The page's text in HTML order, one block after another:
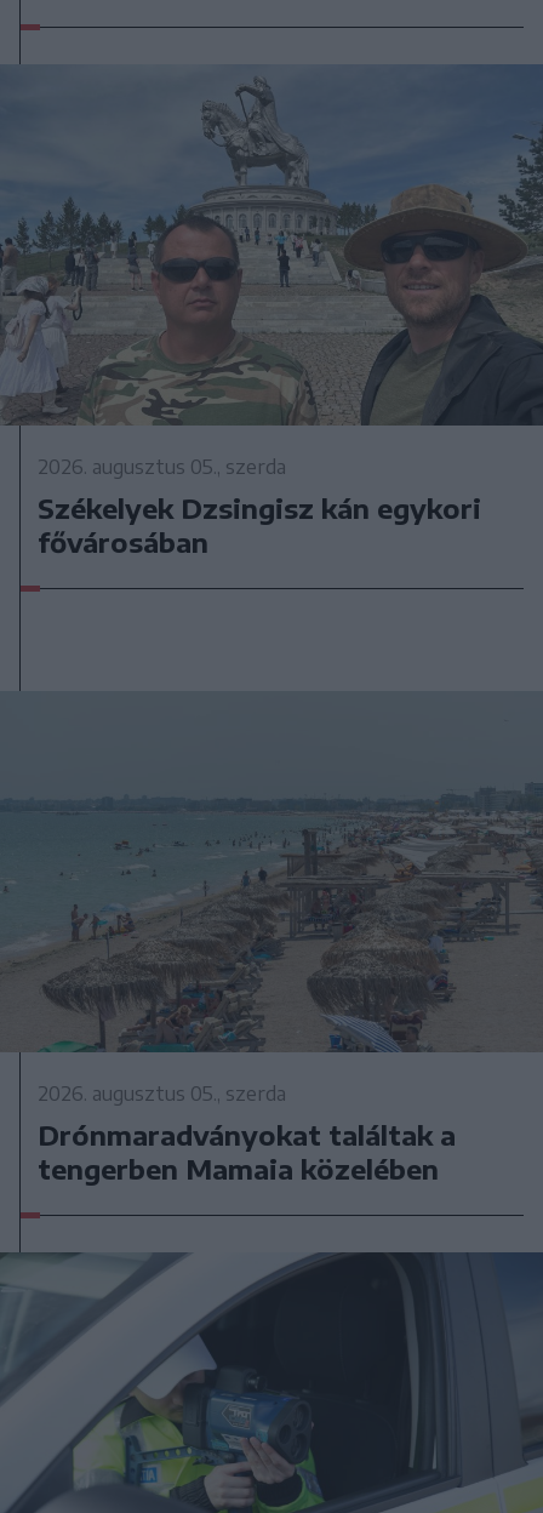
2026. augusztus 05., szerda
Székelyek Dzsingisz kán egykori
fővárosában
2026. augusztus 05., szerda
Drónmaradványokat találtak a
tengerben Mamaia közelében